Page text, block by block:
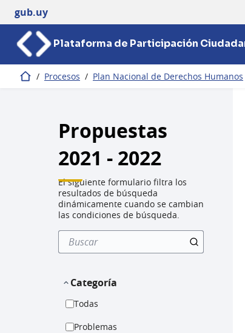
gub.uy
Plataforma de Participación
Inicio / Procesos / Plan Nacional de Derechos Humanos
Propuestas
2021 - 2022
El siguiente formulario filtra los
resultados de búsqueda
dinámicamente cuando se cambian
las condiciones de búsqueda.
Categoría
Todas
Problemas